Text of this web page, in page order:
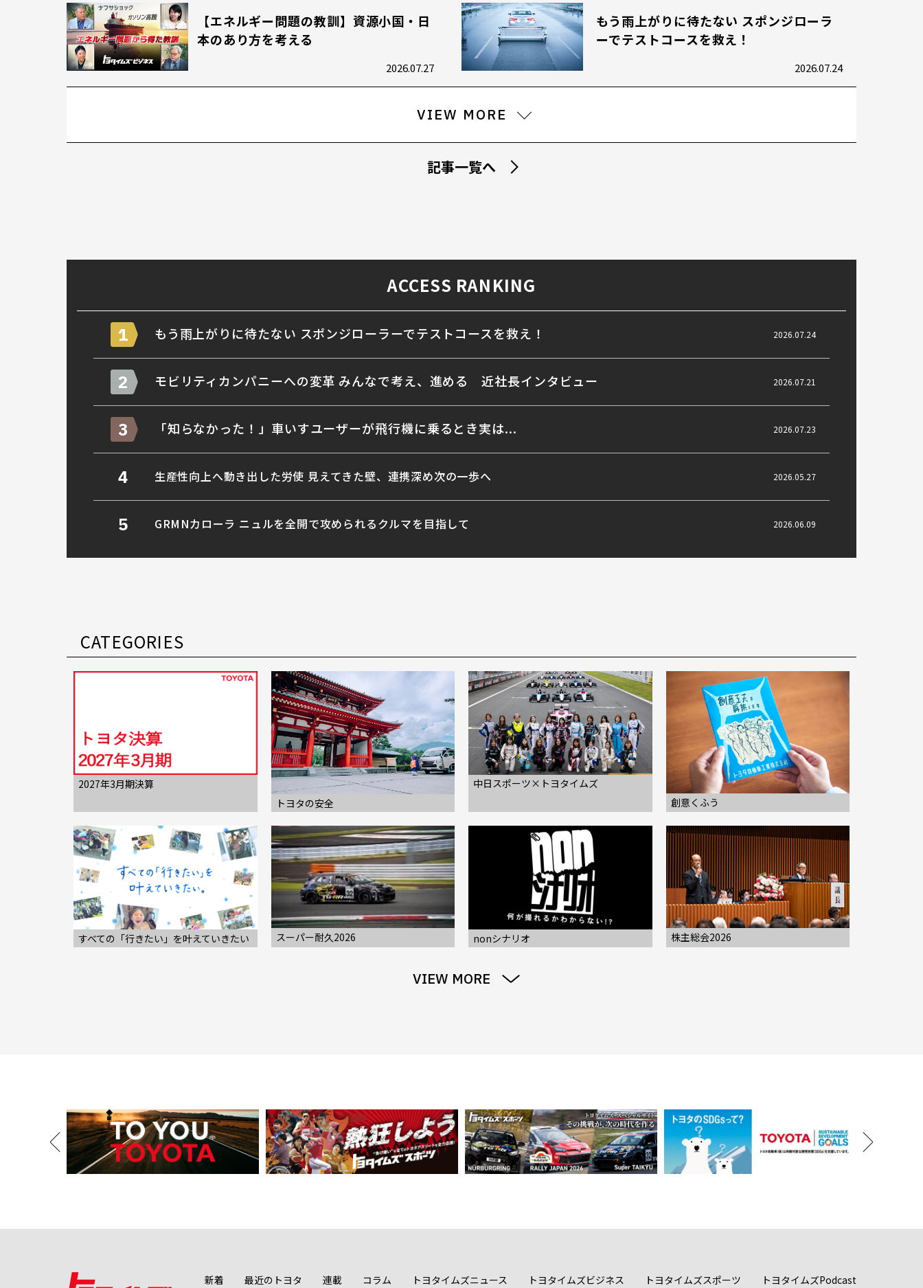
【エネルギー問題の教訓】資源小国・日
本のあり方を考える
2026.07.27
もう雨上がりに待たない スポンジローラ
ーでテストコースを救え！
2026.07.24
VIEW MORE
記事一覧へ
ACCESS RANKING
1 もう雨上がりに待たない スポンジローラーでテストコースを救え！ 2026.07.24
2 モビリティカンパニーへの変革 みんなで考え、進める 近社長インタビュー 2026.07.21
3 「知らなかった！」車いすユーザーが飛行機に乗るとき実は... 2026.07.23
4 生産性向上へ動き出した労使 見えてきた壁、連携深め次の一歩へ 2026.05.27
5 GRMNカローラ ニュルを全開で攻められるクルマを目指して 2026.06.09
CATEGORIES
2027年3月期決算
トヨタの安全
中日スポーツ×トヨタイムズ
創意くふう
すべての「行きたい」を叶えていきたい スーパー耐久2026 nonシナリオ 株主総会2026
VIEW MORE
新着 最近のトヨタ 連載 コラム トヨタイムズニュース トヨタイムズビジネス トヨタイムズスポーツ トヨタイムズPodcast